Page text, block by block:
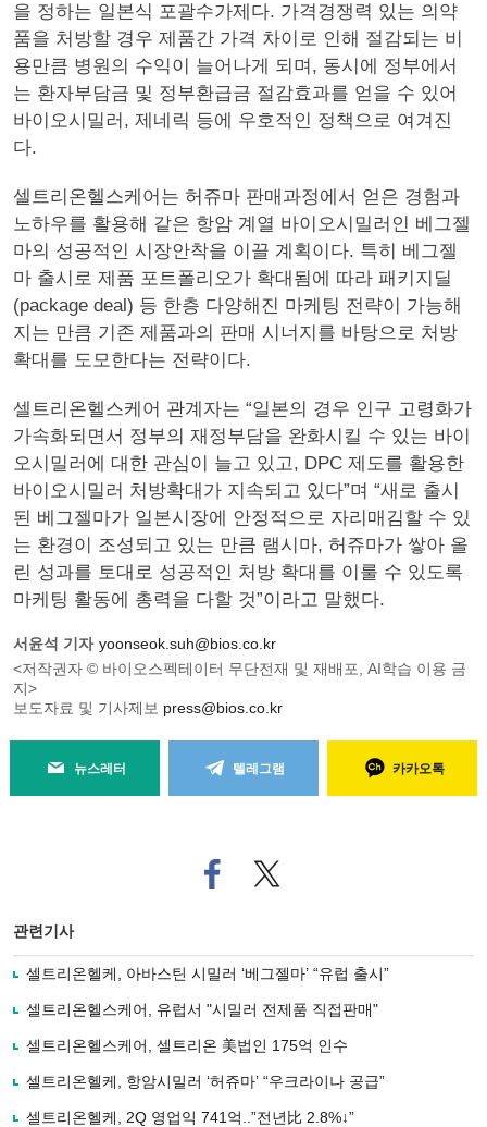
을 정하는 일본식 포괄수가제다. 가격경쟁력 있는 의약
품을 처방할 경우 제품간 가격 차이로 인해 절감되는 비
용만큼 병원의 수익이 늘어나게 되며, 동시에 정부에서
는 환자부담금 및 정부환급금 절감효과를 얻을 수 있어
바이오시밀러, 제네릭 등에 우호적인 정책으로 여겨진
다.
셀트리온헬스케어는 허쥬마 판매과정에서 얻은 경험과
노하우를 활용해 같은 항암 계열 바이오시밀러인 베그젤
마의 성공적인 시장안착을 이끌 계획이다. 특히 베그젤
마 출시로 제품 포트폴리오가 확대됨에 따라 패키지딜
(package deal) 등 한층 다양해진 마케팅 전략이 가능해
지는 만큼 기존 제품과의 판매 시너지를 바탕으로 처방
확대를 도모한다는 전략이다.
셀트리온헬스케어 관계자는 “일본의 경우 인구 고령화가
가속화되면서 정부의 재정부담을 완화시킬 수 있는 바이
오시밀러에 대한 관심이 늘고 있고, DPC 제도를 활용한
바이오시밀러 처방확대가 지속되고 있다”며 “새로 출시
된 베그젤마가 일본시장에 안정적으로 자리매김할 수 있
는 환경이 조성되고 있는 만큼 램시마, 허쥬마가 쌓아 올
린 성과를 토대로 성공적인 처방 확대를 이룰 수 있도록
마케팅 활동에 총력을 다할 것”이라고 말했다.
서윤석 기자 yoonseok.suh@bios.co.kr
<저작권자 © 바이오스펙테이터 무단전재 및 재배포, AI학습 이용 금
지>
보도자료 및 기사제보 press@bios.co.kr
뉴스레터 텔레그램 카카오톡
페
이
로
기
사
유
기
트위
터로
관련기사
셀트리온헬케, 아바스틴 시밀러 ‘베그젤마’ “유럽 출시”
셀트리온헬스케어, 유럽서 "시밀러 전제품 직접판매"
셀트리온헬스케어, 셀트리온 美법인 175억 인수
셀트리온헬케, 항암시밀러 ‘허쥬마’ “우크라이나 공급”
셀트리온헬케, 2Q 영업익 741억..”전년比 2.8%↓”